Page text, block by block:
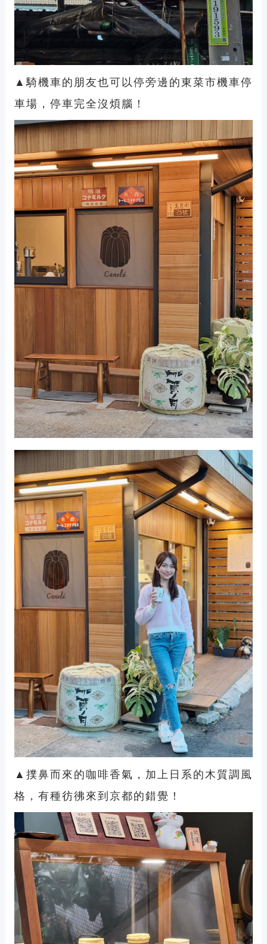
▲騎機車的朋友也可以停旁邊的東菜市機車停
車場，停車完全沒煩腦！
▲撲鼻而來的咖啡香氣，加上日系的木質調風
格，有種彷彿來到京都的錯覺！